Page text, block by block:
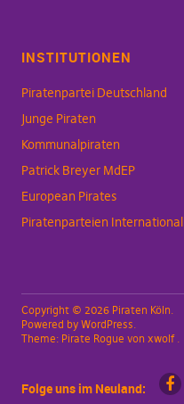
INSTITUTIONEN
Piratenpartei Deutschland
Junge Piraten
Kommunalpiraten
Patrick Breyer MdEP
European Pirates
Piratenparteien International
Copyright © 2026 Piraten Köln
Powered by WordPress
Theme: Pirate Rogue von xwolf
Folge uns im Neuland: